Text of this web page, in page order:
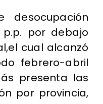
p.p. por debajo
cual alcanzó
febrero-abril
presenta las
por provincia,